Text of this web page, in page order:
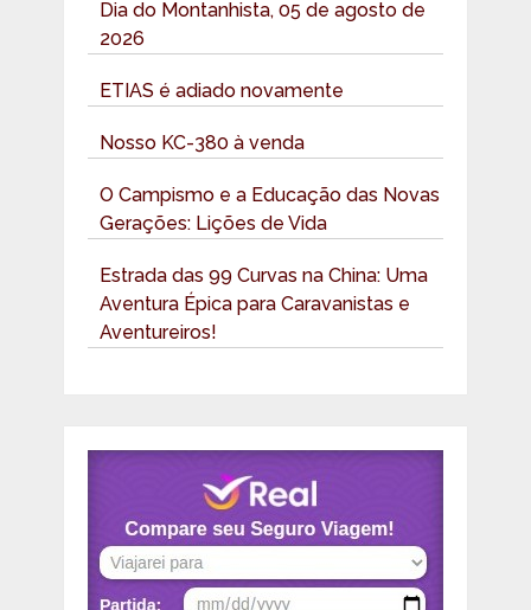
Dia do Montanhista, 05 de agosto de
2026
ETIAS é adiado novamente
Nosso KC-380 à venda
O Campismo e a Educação das Novas
Gerações: Lições de Vida
Estrada das 99 Curvas na China: Uma
Aventura Épica para Caravanistas e
Aventureiros!